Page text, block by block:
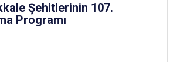
Şehitlerinin 107.
Programı